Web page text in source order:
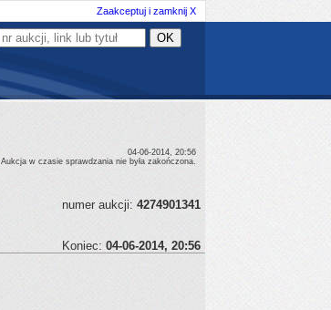
Zaakceptuj i zamknij X
04-06-2014, 20:56
Aukcja w czasie sprawdzania nie była zakończona.
numer aukcji: 4274901341
Koniec: 04-06-2014, 20:56